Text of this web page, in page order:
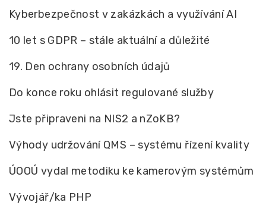
Kyberbezpečnost v zakázkách a využívání AI
10 let s GDPR – stále aktuální a důležité
19. Den ochrany osobních údajů
Do konce roku ohlásit regulované služby
Jste připraveni na NIS2 a nZoKB?
Výhody udržování QMS – systému řízení kvality
ÚOOÚ vydal metodiku ke kamerovým systémům
Vývojář/ka PHP